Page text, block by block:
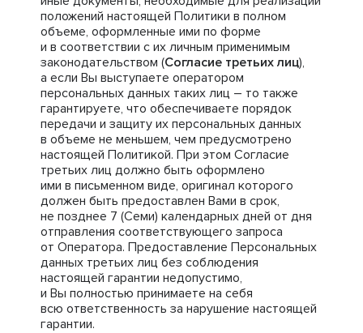
положений настоящей Политики в полном
объеме, оформленные ими по форме
и в соответствии с их личным применимым
законодательством (Согласие третьих лиц),
а если Вы выступаете оператором
персональных данных таких лиц – то также
гарантируете, что обеспечиваете порядок
передачи и защиту их персональных данных
в объеме не меньшем, чем предусмотрено
настоящей Политикой. При этом Согласие
третьих лиц должно быть оформлено
ими в письменном виде, оригинал которого
должен быть предоставлен Вами в срок,
не позднее 7 (Семи) календарных дней от дня
отправления соответствующего запроса
от Оператора. Предоставление Персональных
данных третьих лиц без соблюдения
настоящей гарантии недопустимо,
и Вы полностью принимаете на себя
всю ответственность за нарушение настоящей
гарантии.